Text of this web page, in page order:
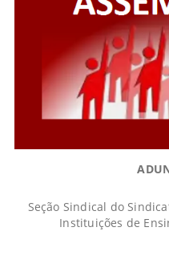
Seção Sindical do
Instituições de